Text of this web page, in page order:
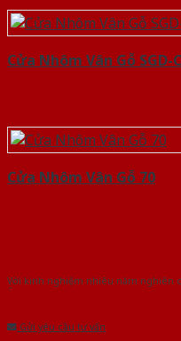
Cửa Nhôm Vân Gỗ SGD-
Cửa Nhôm Vân Gỗ 70
Với kinh nghiệm nhiêu năm nghiên
Gửi yêu cầu tư vấn